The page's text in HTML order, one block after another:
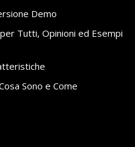
Demo
Tutti, Opinioni ed Esempi
Sono e Come